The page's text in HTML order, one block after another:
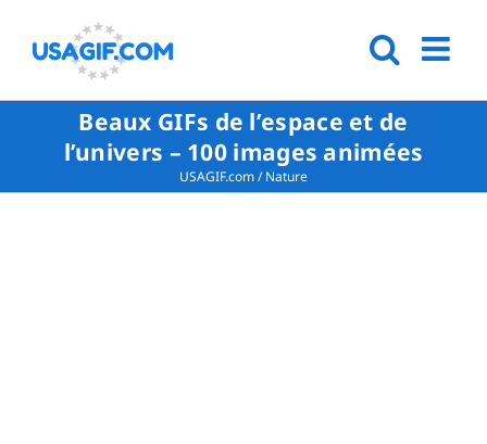
Beaux GIFs de l’espace et de
l’univers – 100 images animées
USAGIF.com/Nature